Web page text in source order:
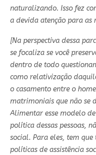
naturalizando. Isso fez
a devida atenção para as
[Na perspectiva dessa
se focaliza se você
dentro de todo
como relativização
o casamento entre o
matrimoniais que não se
Alimentar esse modelo
política dessas pessoas,
social. Para eles, tem
políticas de assistência